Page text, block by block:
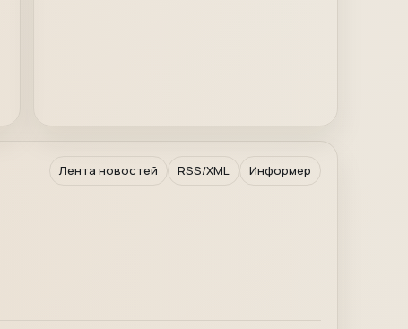
Лента новостей RSS/XML Информер